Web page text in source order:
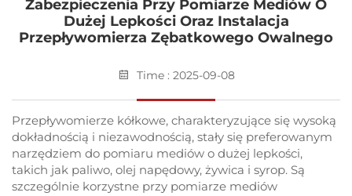
Zabezpieczenia Przy Pomiarze Mediów O
Dużej Lepkości Oraz Instalacja
Przepływomierza Zębatkowego Owalnego
Time : 2025-09-08
Przepływomierze kółkowe, charakteryzujące się wysoką
dokładnością i niezawodnością, stały się preferowanym
narzędziem do pomiaru mediów o dużej lepkości,
takich jak paliwo, olej napędowy, żywica i syrop. Są
szczególnie korzystne przy pomiarze mediów